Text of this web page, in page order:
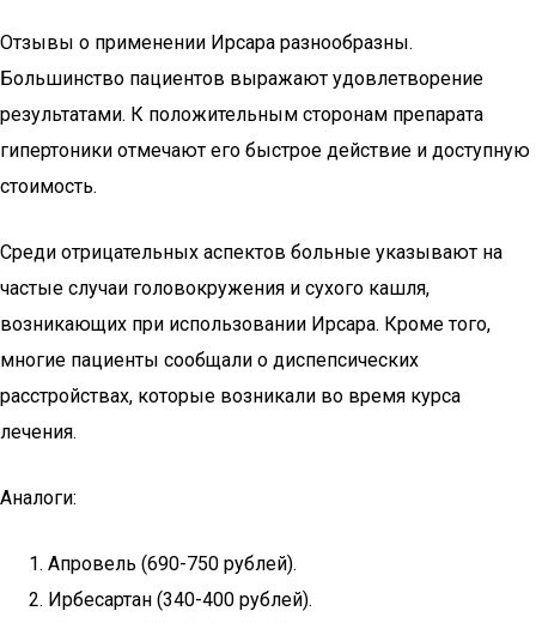
Отзывы о применении Ирсара разнообразны.
Большинство пациентов выражают удовлетворение
результатами. К положительным сторонам препарата
гипертоники отмечают его быстрое действие и доступную
стоимость.
Среди отрицательных аспектов больные указывают на
частые случаи головокружения и сухого кашля,
возникающих при использовании Ирсара. Кроме того,
многие пациенты сообщали о диспепсических
расстройствах, которые возникали во время курса
лечения.
Аналоги:
Апровель (690-750 рублей).
Ирбесартан (340-400 рублей).